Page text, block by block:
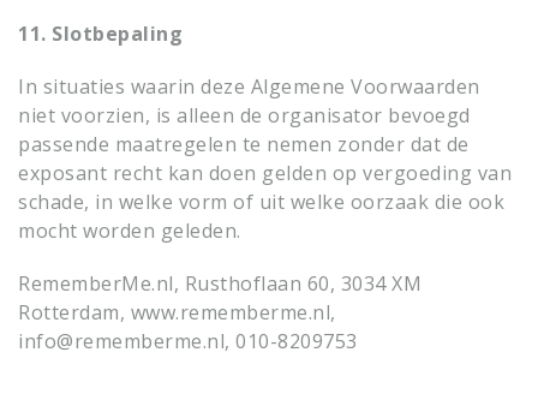
11. Slotbepaling
In situaties waarin deze Algemene Voorwaarden
niet voorzien, is alleen de organisator bevoegd
passende maatregelen te nemen zonder dat de
exposant recht kan doen gelden op vergoeding van
schade, in welke vorm of uit welke oorzaak die ook
mocht worden geleden.
RememberMe.nl, Rusthoflaan 60, 3034 XM
Rotterdam, www.rememberme.nl,
info@rememberme.nl, 010-8209753